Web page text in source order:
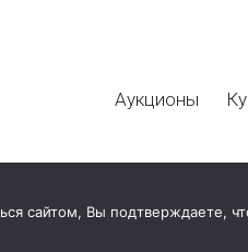
Аукционы
сайтом, Вы подтверждаете,